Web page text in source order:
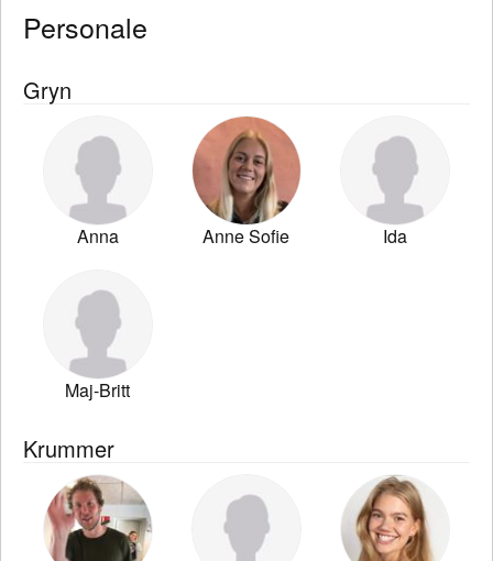
Personale
Gryn
Anna Anne Sofie Ida
Maj-Britt
Krummer